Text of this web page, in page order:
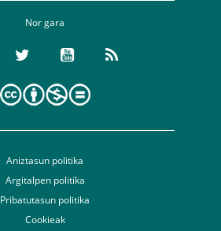
Nor gara
Aniztasun politika
Argitalpen politika
Pribatutasun politika
Cookieak